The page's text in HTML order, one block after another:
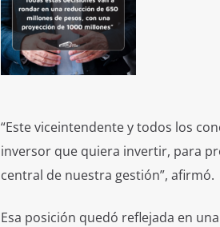
“Este viceintendente y todos los
inversor que quiera invertir, para
central de nuestra gestión”, afirmó.
Esa posición quedó reflejada en